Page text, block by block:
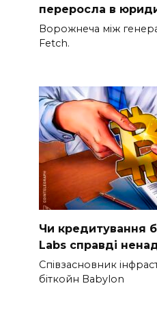
переросла в
Ворожнеча між
Fetch.
Чи кредитування
Labs справді
Співзасновник
біткойн Babylon